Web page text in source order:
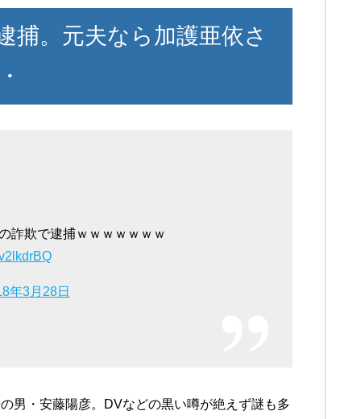
捕。元夫なら加護亜依さ
詐欺で逮捕ｗｗｗｗｗｗｗ
年3月28日
男・安藤陽彦。DVなどの黒い噂が絶えず謎も多